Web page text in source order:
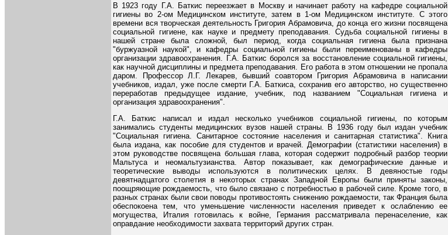
В 1923 году Г.А. Баткис переезжает в Москву и начинает работу на кафедре социальной
гигиены во 2-ом Медицинском институте, затем в 1-ом Медицинском институте. С этого
времени вся творческая деятельность Григория Абрамовича, до конца его жизни посвящена
социальной гигиене, как науке и предмету преподавания. Судьба социальной гигиены в
нашей стране была сложной, был период, когда социальная гигиена была признана
"буржуазной наукой", и кафедры социальной гигиены были переименованы в кафедры
организации здравоохранения. Г.А. Баткис боролся за восстановление социальной гигиены,
как научной дисциплины и предмета преподавания. Его работа в этом отношении не пропала
даром. Профессор Л.Г. Лекарев, бывший соавтором Григория Абрамовича в написании
учебников, издал, уже после смерти Г.А. Баткиса, сохранив его авторство, но существенно
переработав предыдущее издание, учебник, под названием "Социальная гигиена и
организация здравоохранения".
Г.А. Баткис написал и издал несколько учебников социальной гигиены, по которым
занимались студенты медицинских вузов нашей страны. В 1936 году был издан учебник
"Социальная гигиена. Санитарное состояние населения и санитарная статистика". Книга
была издана, как пособие для студентов и врачей. Демографии (статистики населения) в
этом руководстве посвящена большая глава, которая содержит подробный разбор теории
Мальтуса и неомальтузианства. Автор показывает, как демографические данные и
теоретические выводы используются в политических целях. В девяностые годы
девятнадцатого столетия в некоторых странах Западной Европы были приняты законы,
поощряющие рождаемость, что было связано с потребностью в рабочей силе. Кроме того, в
разных странах были свои поводы противостоять снижению рождаемости, так Франция была
обеспокоена тем, что уменьшение численности населения приведет к ослаблению ее
могущества, Италия готовилась к войне, Германия рассматривала перенаселение, как
оправдание необходимости захвата территорий других стран.